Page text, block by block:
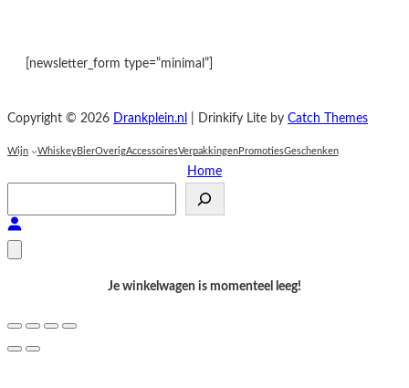
[newsletter_form type=”minimal”]
Copyright © 2026 Drankplein.nl Drinkify Lite by Catch Themes
Wijn WhiskeyBierOverigAccessoiresVerpakkingenPromotiesGeschenken
Home
e
a
r
Je winkelwagen is momenteel leeg!